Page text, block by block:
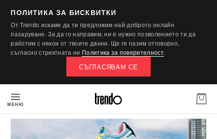
ПОЛИТИКА ЗА БИСКВИТКИ
От Trendo искаме да ти предложим най-доброто онлайн
пазаруване. За да го направим, ни е нужно позволението ти да
работим с някои от твоите данни. Ще ги пазим отговорно,
съгласно стриктната ни Политика за поверителност.
СЪГЛАСЯВАМ СЕ
МЕНЮ